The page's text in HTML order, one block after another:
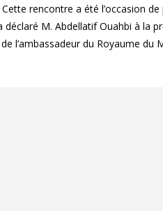
rencontre a été l’occasion de
M. Abdellatif Ouahbi à la
l’ambassadeur du Royaume du